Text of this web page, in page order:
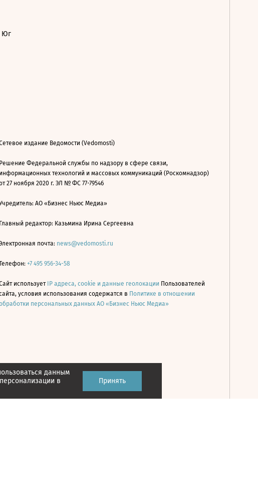
данным
в
Принять
Юг
издание Ведомости (Vedomosti)
Решение Федеральной службы по надзору в сфере связи,
информационных технологий и массовых коммуникаций (Роскомнадзор)
27 ноября 2020 г. ЭЛ № ФС 77-79546
АО «Бизнес Ньюс Медиа»
Главный редактор: Казьмина Ирина Сергеевна
почта: news@vedomosti.ru
+7 495 956-34-58
использует IP адреса, cookie и данные геолокации Пользователей
условия использования содержатся в Политике в отношении
персональных данных АО «Бизнес Ньюс Медиа»